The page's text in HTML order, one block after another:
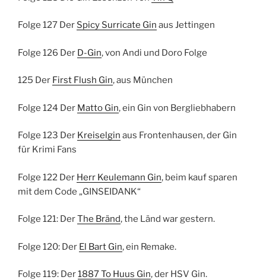
Folge 127 Der Spicy Surricate Gin aus Jettingen
Folge 126 Der D-Gin, von Andi und Doro Folge
125 Der First Flush Gin, aus München
Folge 124 Der Matto Gin, ein Gin von Bergliebhabern
Folge 123 Der Kreiselgin aus Frontenhausen, der Gin
für Krimi Fans
Folge 122 Der Herr Keulemann Gin, beim kauf sparen
mit dem Code „GINSEIDANK“
Folge 121: DerThe Bränd, the Länd war gestern.
Folge 120: Der El Bart Gin, ein Remake.
Folge 119: Der1887 To Huus Gin, der HSV Gin.